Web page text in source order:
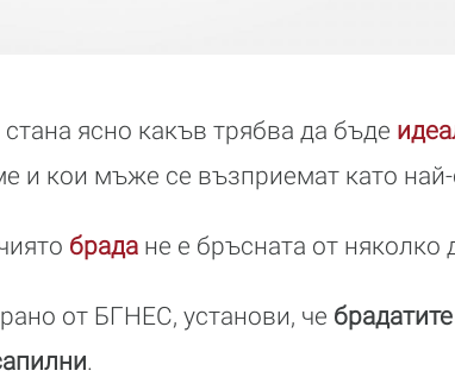
ясно какъв трябва да бъде
и кои мъже се възприемат като
брада не е бръсната от няколко
от БГНЕС, установи, че
.